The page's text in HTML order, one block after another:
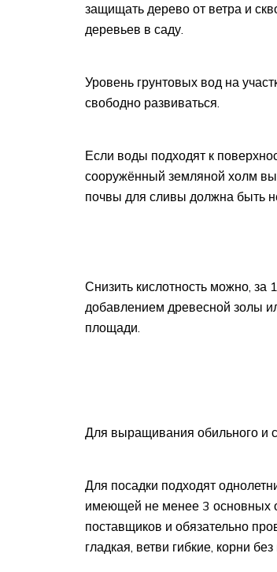
защищать дерево от ветра и
деревьев в саду.
Уровень грунтовых вод на
свободно развиваться.
Если воды подходят к
сооружённый земляной холм
почвы для сливы должна быть
Снизить кислотность можно, за
добавлением древесной золы
площади.
Для выращивания обильного и
Для посадки подходят
имеющей не менее 3 основных
поставщиков и обязательно
гладкая, ветви гибкие, корни